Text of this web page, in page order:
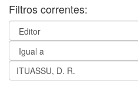
Filtros correntes: